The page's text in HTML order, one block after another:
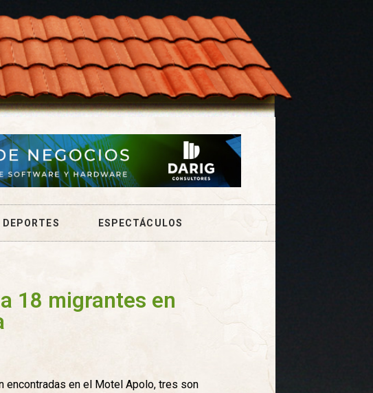
DEPORTES ESPECTÁCULOS
18 migrantes en
encontradas en el Motel Apolo, tres son